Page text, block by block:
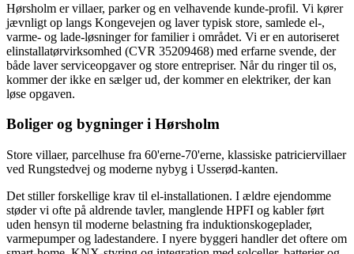
Hørsholm er villaer, parker og en velhavende kunde-profil. Vi kører
jævnligt op langs Kongevejen og laver typisk store, samlede el-,
varme- og lade-løsninger for familier i området. Vi er en autoriseret
elinstallatørvirksomhed (CVR 35209468) med erfarne svende, der
både laver service­opgaver og store entrepriser. Når du ringer til os,
kommer der ikke en sælger ud, der kommer en elektriker, der kan
løse opgaven.
Boliger og bygninger i Hørsholm
Store villaer, parcelhuse fra 60'erne-70'erne, klassiske patriciervillaer
ved Rungstedvej og moderne nybyg i Usserød-kanten.
Det stiller forskellige krav til el-installationen. I ældre ejendomme
støder vi ofte på aldrende tavler, manglende HPFI og kabler ført
uden hensyn til moderne belastning fra induktionskogeplader,
varmepumper og ladestandere. I nyere byggeri handler det oftere om